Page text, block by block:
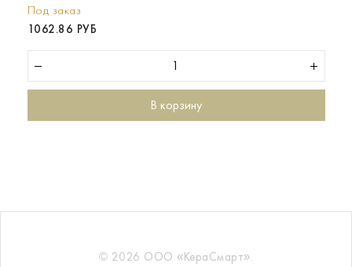
Под заказ
1062.86 РУБ
В корзину
© 2026 ООО «КераСмарт».